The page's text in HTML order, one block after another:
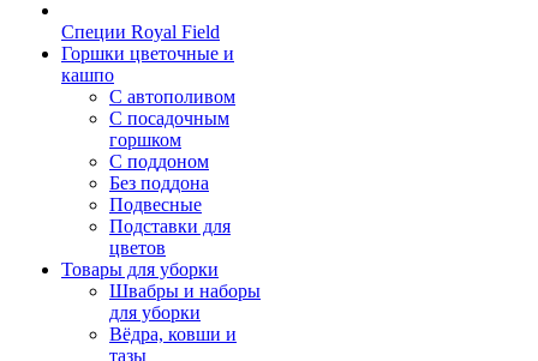
Специи Royal Field
Горшки цветочные и
кашпо
С автополивом
С посадочным
горшком
С поддоном
Без поддона
Подвесные
Подставки для
цветов
Товары для уборки
Швабры и наборы
для уборки
Вёдра, ковши и
тазы